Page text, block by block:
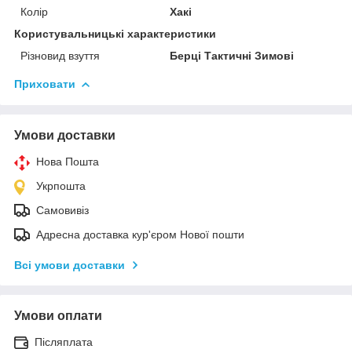
Колір
Хакі
Користувальницькі характеристики
Різновид взуття
Берці Тактичні Зимові
Приховати
Умови доставки
Нова Пошта
Укрпошта
Самовивіз
Адресна доставка кур'єром Нової пошти
Всі умови доставки
Умови оплати
Післяплата